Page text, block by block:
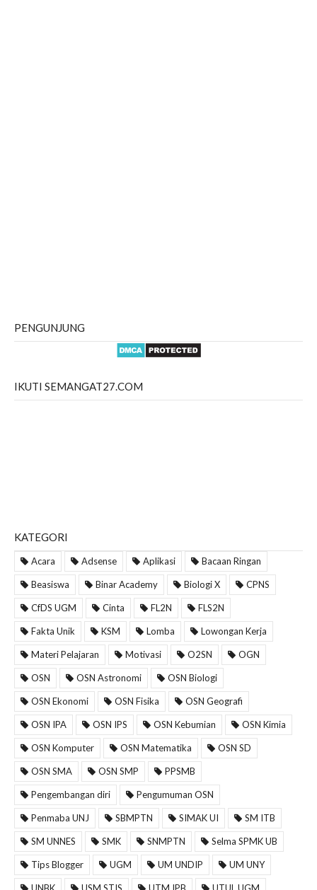
PENGUNJUNG
IKUTI SEMANGAT27.COM
KATEGORI
Acara Adsense Aplikasi Bacaan Ringan
Beasiswa Binar Academy Biologi X CPNS
CfDS UGM Cinta FL2N FLS2N
Fakta Unik KSM Lomba Lowongan Kerja
Materi Pelajaran Motivasi O2SN OGN
OSN OSN Astronomi OSN Biologi
OSN Ekonomi OSN Fisika OSN Geografi
OSN IPA OSN IPS OSN Kebumian OSN Kimia
OSN Komputer OSN Matematika OSN SD
OSN SMA OSN SMP PPSMB
Pengembangan diri Pengumuman OSN
Penmaba UNJ SBMPTN SIMAK UI SM ITB
SM UNNES SMK SNMPTN Selma SPMK UB
Tips Blogger UGM UM UNDIP UM UNY